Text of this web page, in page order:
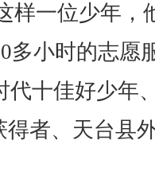
样一位少年，
多小时的志愿
代十佳好少年
得者、天台县